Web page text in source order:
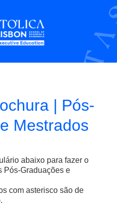
| Pós-
Mestrados
abaixo para fazer o
Pós-Graduações e
com asterisco são de